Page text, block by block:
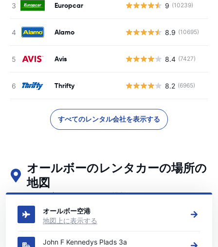
Europcar 9 (10239)
Alamo 8.9 (10695)
Avis 8.4 (7427)
Thrifty 8.2 (6965)
すべてのレンタル会社を表示する
オールボーのレンタカーの場所の
地図
オールボーの主要なレンタカーの場所をご覧ください
オールボー空港
地図上に表示する
John F Kennedys Plads 3a